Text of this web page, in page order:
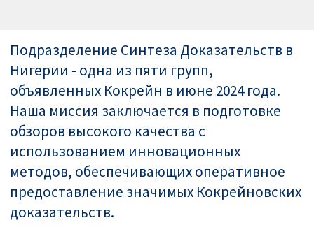
Подразделение Синтеза Доказательств в
Нигерии - одна из пяти групп,
объявленных Кокрейн в июне 2024 года.
Наша миссия заключается в подготовке
обзоров высокого качества с
использованием инновационных
методов, обеспечивающих оперативное
предоставление значимых Кокрейновских
доказательств.